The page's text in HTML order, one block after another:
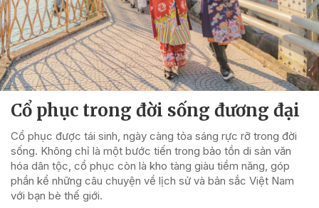
Cổ phục trong đời sống đương đại
Cổ phục được tái sinh, ngày càng tỏa sáng rực rỡ trong đời
sống. Không chỉ là một bước tiến trong bảo tồn di sản văn
hóa dân tộc, cổ phục còn là kho tàng giàu tiềm năng, góp
phần kể những câu chuyện về lịch sử và bản sắc Việt Nam
với bạn bè thế giới.